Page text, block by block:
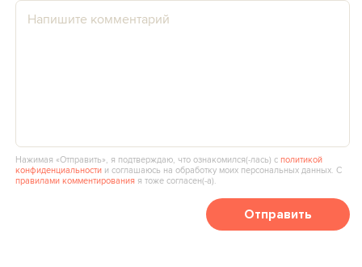
Нажимая «Отправить», я подтверждаю, что ознакомился(‑лась) сполитикой
конфиденциальности и соглашаюсь на обработку моих персональных данных. С
правилами комментирования я тоже согласен(‑а).
Отправить